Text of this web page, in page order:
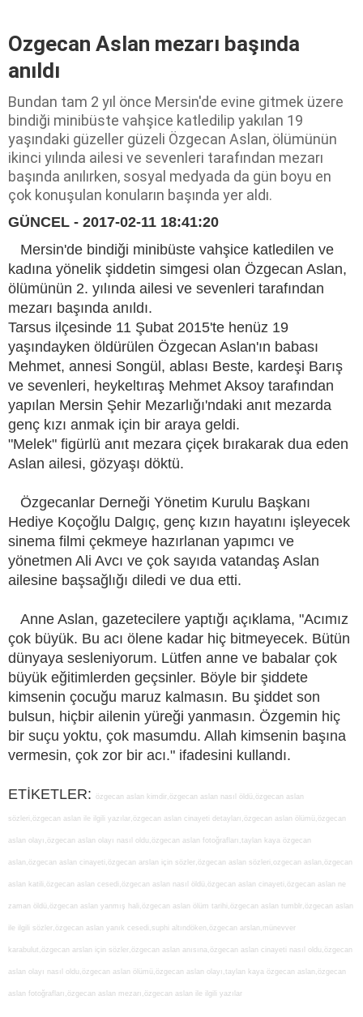
Ozgecan Aslan mezarı başında
anıldı
Bundan tam 2 yıl önce Mersin'de evine gitmek üzere
bindiği minibüste vahşice katledilip yakılan 19
yaşındaki güzeller güzeli Özgecan Aslan, ölümünün
ikinci yılında ailesi ve sevenleri tarafından mezarı
başında anılırken, sosyal medyada da gün boyu en
çok konuşulan konuların başında yer aldı.
GÜNCEL - 2017-02-11 18:41:20
Mersin'de bindiği minibüste vahşice katledilen ve
kadına yönelik şiddetin simgesi olan Özgecan Aslan,
ölümünün 2. yılında ailesi ve sevenleri tarafından
mezarı başında anıldı.
Tarsus ilçesinde 11 Şubat 2015'te henüz 19
yaşındayken öldürülen Özgecan Aslan'ın babası
Mehmet, annesi Songül, ablası Beste, kardeşi Barış
ve sevenleri, heykeltıraş Mehmet Aksoy tarafından
yapılan Mersin Şehir Mezarlığı'ndaki anıt mezarda
genç kızı anmak için bir araya geldi.
"Melek" figürlü anıt mezara çiçek bırakarak dua eden
Aslan ailesi, gözyaşı döktü.
Özgecanlar Derneği Yönetim Kurulu Başkanı
Hediye Koçoğlu Dalgıç, genç kızın hayatını işleyecek
sinema filmi çekmeye hazırlanan yapımcı ve
yönetmen Ali Avcı ve çok sayıda vatandaş Aslan
ailesine başsağlığı diledi ve dua etti.
Anne Aslan, gazetecilere yaptığı açıklama, "Acımız
çok büyük. Bu acı ölene kadar hiç bitmeyecek. Bütün
dünyaya sesleniyorum. Lütfen anne ve babalar çok
büyük eğitimlerden geçsinler. Böyle bir şiddete
kimsenin çocuğu maruz kalmasın. Bu şiddet son
bulsun, hiçbir ailenin yüreği yanmasın. Özgemin hiç
bir suçu yoktu, çok masumdu. Allah kimsenin başına
vermesin, çok zor bir acı." ifadesini kullandı.
ETİKETLER: özgecan aslan kimdir,özgecan aslan nasıl öldü,özgecan aslan
sözleri,özgecan aslan ile ilgili yazılar,özgecan aslan cinayeti detayları,özgecan aslan ölümü,özgecan
aslan olayı,özgecan aslan olayı nasıl oldu,özgecan aslan fotoğrafları,taylan kaya özgecan
aslan,özgecan aslan cinayeti,özgecan arslan için sözler,özgecan aslan sözleri,ozgecan aslan,özgecan
aslan katili,özgecan aslan cesedi,özgecan aslan nasıl öldü,özgecan aslan cinayeti,özgecan aslan ne
zaman öldü,özgecan aslan yanmış hali,özgecan aslan ölüm tarihi,özgecan aslan tumblr,özgecan aslan
ile ilgili sözler,özgecan aslan yanık cesedi,suphi altındöken,özgecan arslan,münevver
karabulut,özgecan arslan için sözler,özgecan aslan anısına,özgecan aslan cinayeti nasıl oldu,özgecan
aslan olayı nasıl oldu,özgecan aslan ölümü,özgecan aslan olayı,taylan kaya özgecan aslan,özgecan
aslan fotoğrafları,özgecan aslan mezarı,özgecan aslan ile ilgili yazılar